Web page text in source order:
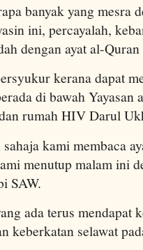
banyak yang mesra
ini, percayalah,
dengan ayat al-
kerana dapat
di bawah
rumah HIV Darul
kami membaca
menutup malam ini
SAW.
ada terus mendapat
keberkatan selawat